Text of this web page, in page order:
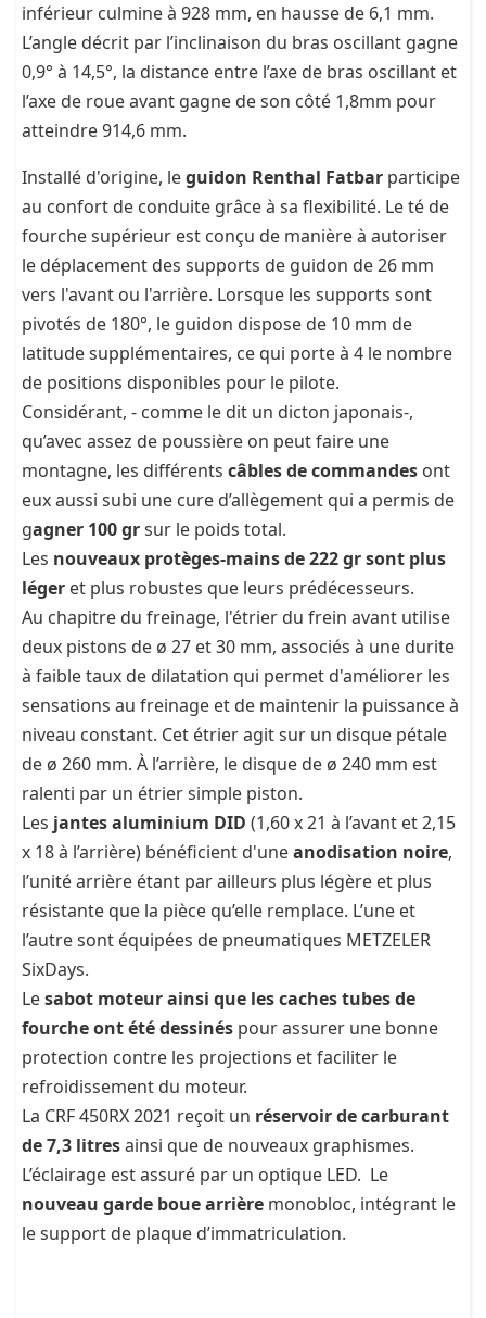
inférieur culmine à 928 mm, en hausse de 6,1 mm.
L’angle décrit par l’inclinaison du bras oscillant gagne
0,9° à 14,5°, la distance entre l’axe de bras oscillant et
l’axe de roue avant gagne de son côté 1,8mm pour
atteindre 914,6 mm.
Installé d'origine, leguidon Renthal Fatbar participe
au confort de conduite grâce à sa flexibilité. Le té de
fourche supérieur est conçu de manière à autoriser
le déplacement des supports de guidon de 26 mm
vers l'avant ou l'arrière. Lorsque les supports sont
pivotés de 180°, le guidon dispose de 10 mm de
latitude supplémentaires, ce qui porte à 4 le nombre
de positions disponibles pour le pilote.
Considérant, - comme le dit un dicton japonais-,
qu’avec assez de poussière on peut faire une
montagne, les différents câbles de commandes ont
eux aussi subi une cure d’allègement qui a permis de
gagner 100 grsur le poids total.
Les nouveaux protèges-mains de 222 gr sont plus
léger et plus robustes que leurs prédécesseurs.
Au chapitre du freinage, l'étrier du frein avant utilise
deux pistons de ø 27 et 30 mm, associés à une durite
à faible taux de dilatation qui permet d'améliorer les
sensations au freinage et de maintenir la puissance à
niveau constant. Cet étrier agit sur un disque pétale
de ø 260 mm. À l’arrière, le disque de ø 240 mm est
ralenti par un étrier simple piston.
Les jantes aluminium DID (1,60 x 21 à l’avant et 2,15
x 18 à l’arrière) bénéficient d'uneanodisation noire,
l’unité arrière étant par ailleurs plus légère et plus
résistante que la pièce qu’elle remplace. L’une et
l’autre sont équipées de pneumatiques METZELER
SixDays.
Lesabot moteur ainsi que les caches tubes de
fourche ont été dessinés pour assurer une bonne
protection contre les projections et faciliter le
refroidissement du moteur.
La CRF 450RX 2021 reçoit un réservoir de carburant
de 7,3 litresainsi que de nouveaux graphismes.
L’éclairage est assuré par un optique LED. Le
nouveau garde boue arrière monobloc, intégrant le
le support de plaque d’immatriculation.